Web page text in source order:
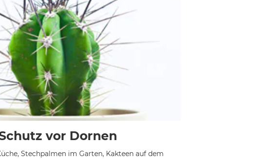
vor Dornen
Stechpalmen im Garten, Kakteen auf dem